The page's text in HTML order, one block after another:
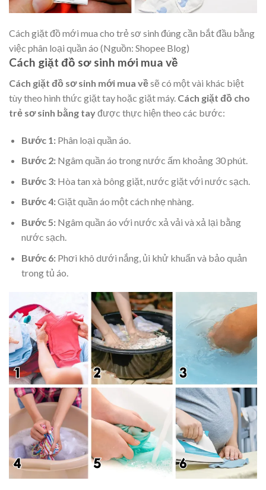
Cách giặt đồ mới mua cho trẻ sơ sinh đúng cần bắt đầu bằng
việc phân loại quần áo (Nguồn: Shopee Blog)
Cách giặt đồ sơ sinh mới mua về
Cách giặt đồ sơ sinh mới mua vềsẽ có một vài khác biệt
tùy theo hình thức giặt tay hoặc giặt máy. Cách giặt đồ cho
trẻ sơ sinh bằng tayđược thực hiện theo các bước:
Bước 1: Phân loại quần áo.
Bước 2: Ngâm quần áo trong nước ấm khoảng 30 phút.
Bước 3:Hòa tan xà bông giặt, nước giặt với nước sạch.
Bước 4:Giặt quần áo một cách nhẹ nhàng.
Bước 5:Ngâm quần áo với nước xả vải và xả lại bằng
nước sạch.
Bước 6:Phơi khô dưới nắng, ủi khử khuẩn và bảo quản
trong tủ áo.